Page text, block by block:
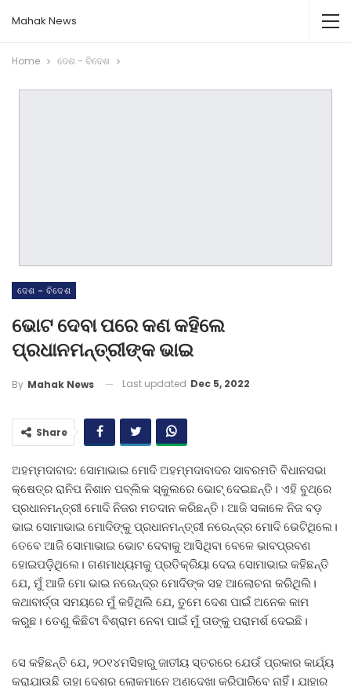
Mahak News
Home ଦେଶ - ବିଦେଶ
ଦେଶ - ବିଦେଶ
ଭୋଟ ଦେବା ପରେ କଣ କହିଲେ
ପ୍ରଧାନମନ୍ତ୍ରୀଙ୍କ ଭାଇ
By Mahak News Last updated Dec 5, 2022
Share
ଅହମ୍ମଦାବାଦ: ସୋମାଭାଇ ମୋଦି ଅହମ୍ମଦାବାଦର ସାବରମତି ବିଧାନସଭା
କ୍ଷେତ୍ର ରାନିପ ନିଶାନ ପବ୍ଲିକ ସ୍କୁଲରେ ଭୋଟ୍ ଦେଇଛନ୍ତି। ଏହି ବୁଥ୍‌ରେ
ପ୍ରଧାନମନ୍ତ୍ରୀ ମୋଦି ନିଜର ମତଦାନ କରିଛନ୍ତି। ଆଜି ସକାଳେ ନିଜ ବଡ଼
ଭାଇ ସୋମାଭାଇ ମୋଦିଙ୍କୁ ପ୍ରଧାନମନ୍ତ୍ରୀ ନରେନ୍ଦ୍ର ମୋଦି ଭେଟିଥିଲେ।
ତେବେ ଆଜି ସୋମାଭାଇ ଭୋଟ ଦେବାକୁ ଆସିଥିବା ବେଳେ ଭାବପ୍ରବଣ
ହୋଇପଡ଼ିଥିଲେ। ଗଣମାଧ୍ୟମକୁ ପ୍ରତିକ୍ରିୟା ଦେଇ ସୋମାଭାଇ କହିଛନ୍ତି
ଯେ, ମୁଁ ଆଜି ମୋ ଭାଇ ନରେନ୍ଦ୍ର ମୋଦିଙ୍କ ସହ ଆଲୋଚନା କରିଥିଲି।
କଥାବାର୍ତ୍ତା ସମୟରେ ମୁଁ କହିଥିଲି ଯେ, ତୁମେ ଦେଶ ପାଇଁ ଅନେକ କାମ
କରୁଛ। ତେଣୁ କିଛିଟା ବିଶ୍ରାମ ନେବା ପାଇଁ ମୁଁ ତାଙ୍କୁ ପରାମର୍ଶ ଦେଇଛି।
ସେ କହିଛନ୍ତି ଯେ, ୨୦୧୪ମସିହାରୁ ଜାତୀୟ ସ୍ତରରେ ଯେଉଁ ପ୍ରକାର କାର୍ଯ୍ୟ
କରାଯାଉଛି ତାହା ଦେଶର ଲୋକମାନେ ଅଣଦେଖା କରିପାରିବେ ନାହିଁ। ଯାହାର